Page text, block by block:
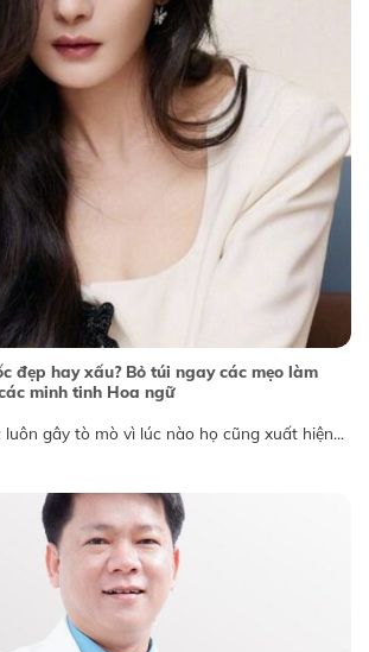
đẹp hay xấu? Bỏ túi ngay các mẹo làm
minh tinh Hoa ngữ
luôn gây tò mò vì lúc nào họ cũng xuất hiện...